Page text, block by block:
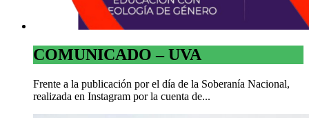
COMUNICADO – UVA
Frente a la publicación por el día de la Soberanía Nacional,
realizada en Instagram por la cuenta de...